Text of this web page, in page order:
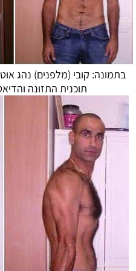
בתמונה: קובי (מלפנים) נהג
תוכנית התזונה ו